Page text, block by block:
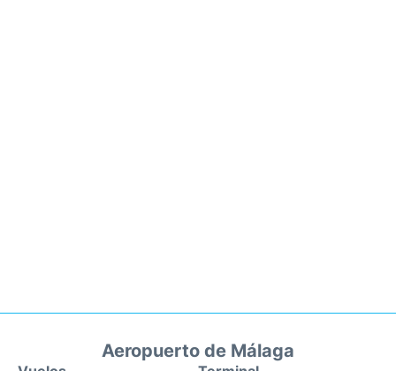
Aeropuerto de Málaga